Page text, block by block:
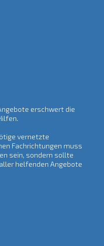
erschwert die
vernetzte
Fachrichtungen muss
sein, sondern sollte
helfenden Angebote